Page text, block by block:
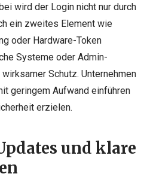
wird der Login nicht nur durch
ein zweites Element wie
oder Hardware-Token
Systeme oder Admin-
Schutz. Unternehmen
geringem Aufwand einführen
erzielen.
und klare